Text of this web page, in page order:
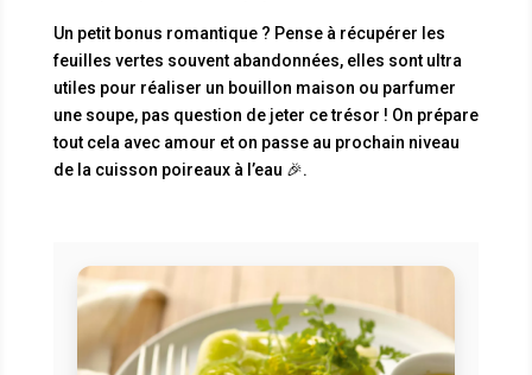
Un petit bonus romantique ? Pense à récupérer les
feuilles vertes souvent abandonnées, elles sont ultra
utiles pour réaliser un bouillon maison ou parfumer
une soupe, pas question de jeter ce trésor ! On prépare
tout cela avec amour et on passe au prochain niveau
de la cuisson poireaux à l’eau 🎉.